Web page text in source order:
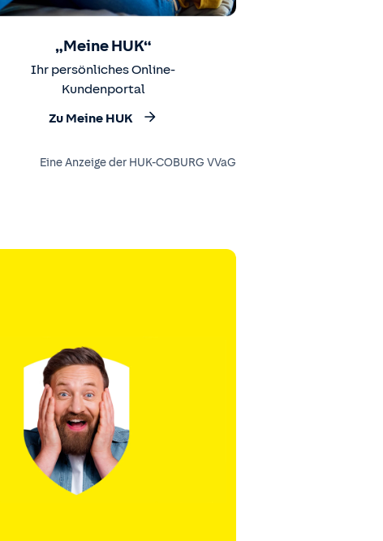
„Meine HUK“
Ihr persönliches Online-
Kundenportal
Zu Meine HUK
Eine Anzeige der HUK-COBURG VVaG